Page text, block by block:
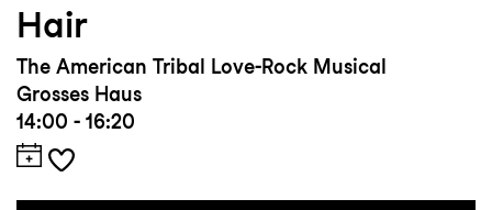
Hair
The American Tribal Love-Rock Musical
Grosses Haus
14:00 - 16:20